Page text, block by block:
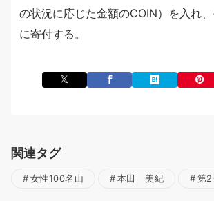
の状況に応じた金額のCOIN）を入れ
に寄付する。
関連タグ
女性100名山 本田 美紀 第2